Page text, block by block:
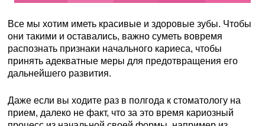
Все мы хотим иметь красивые и здоровые зубы. Чтобы
они такими и оставались, важно суметь вовремя
распознать признаки начального кариеса, чтобы
принять адекватные меры для предотвращения его
дальнейшего развития.
Даже если вы ходите раз в полгода к стоматологу на
прием, далеко не факт, что за это время кариозный